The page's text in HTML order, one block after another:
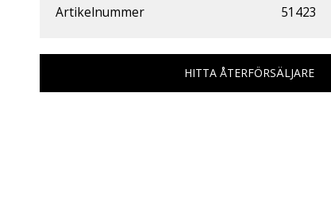
Artikelnummer
51423
HITTA ÅTERFÖRSÄLJARE